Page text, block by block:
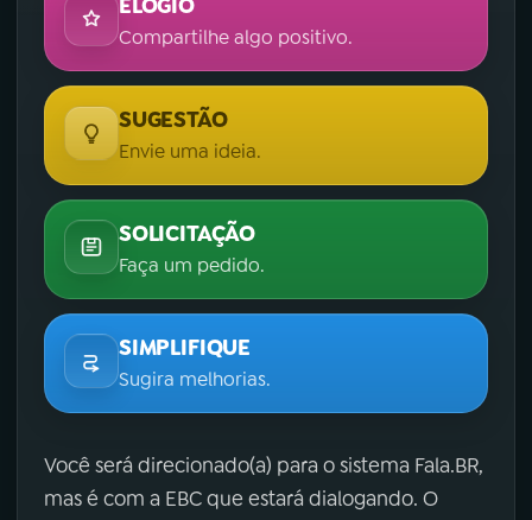
ELOGIO
Compartilhe algo positivo.
SUGESTÃO
Envie uma ideia.
SOLICITAÇÃO
Faça um pedido.
SIMPLIFIQUE
Sugira melhorias.
Você será direcionado(a) para o sistema Fala.BR,
mas é com a EBC que estará dialogando. O